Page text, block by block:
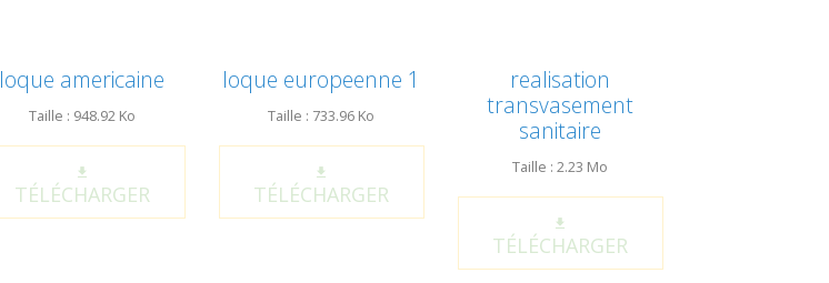
loque americaine
Taille : 948.92 Ko
TÉLÉCHARGER
loque europeenne 1
Taille : 733.96 Ko
TÉLÉCHARGER
realisation
transvasement
sanitaire
Taille : 2.23 Mo
TÉLÉCHARGER